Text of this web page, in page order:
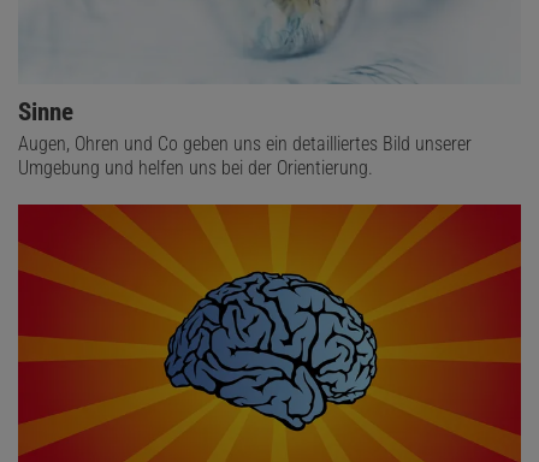
Sinne
Augen, Ohren und Co geben uns ein detailliertes Bild unserer
Umgebung und helfen uns bei der Orientierung.